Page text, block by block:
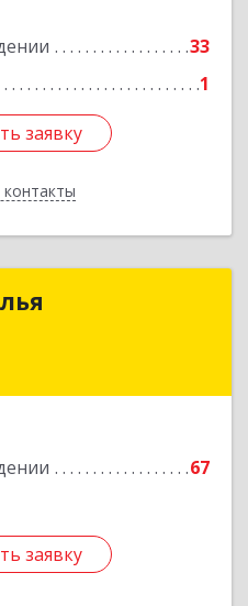
33
1
заявку
заявку
67
заявку
Наталья
заявку